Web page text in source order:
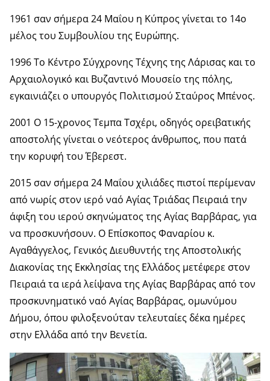
1961 σαν σήμερα 24 Μαΐου η Κύπρος γίνεται το 14ο
μέλος του Συμβουλίου της Ευρώπης.
1996 Το Κέντρο Σύγχρονης Τέχνης της Λάρισας και το
Αρχαιολογικό και Βυζαντινό Μουσείο της πόλης,
εγκαινιάζει ο υπουργός Πολιτισμού Σταύρος Μπένος.
2001 Ο 15-χρονος Τεμπα Τσχέρι, οδηγός ορειβατικής
αποστολής γίνεται ο νεότερος άνθρωπος, που πατά
την κορυφή του Έβερεστ.
2015 σαν σήμερα 24 Μαΐου χιλιάδες πιστοί περίμεναν
από νωρίς στον ιερό ναό Αγίας Τριάδας Πειραιά την
άφιξη του ιερού σκηνώματος της Αγίας Βαρβάρας, για
να προσκυνήσουν. Ο Επίσκοπος Φαναρίου κ.
Αγαθάγγελος, Γενικός Διευθυντής της Αποστολικής
Διακονίας της Εκκλησίας της Ελλάδος μετέφερε στον
Πειραιά τα ιερά λείψανα της Αγίας Βαρβάρας από τον
προσκυνηματικό ναό Αγίας Βαρβάρας, ομωνύμου
Δήμου, όπου φιλοξενούταν τελευταίες δέκα ημέρες
στην Ελλάδα από την Βενετία.